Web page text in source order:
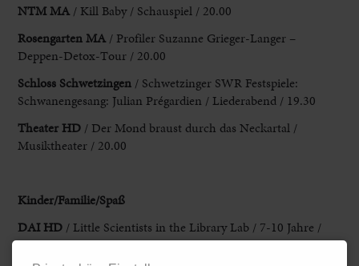
NTM MA / Kill Baby / Schauspiel / 20.00
Rosengarten MA / Profiler Suzanne Grieger-Langer –
Deppen-Detox-Tour / 20.00
Schloss Schwetzingen / Schwetzinger SWR Festspiele:
Schwanengesang: Julian Prégardien / Liederabend / 19.30
Theater HD / Der Mond braust durch das Neckartal /
Musiktheater / 20.00
Kinder/Familie/Spaß
DAI HD / Little Scientists in the Library Lab / 7-10 Jahre /
16.30